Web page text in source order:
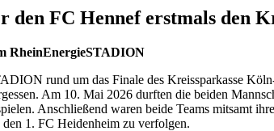
FC Hennef erstmals den
RheinEnergieSTADION
rund um das Finale des Kreissparkasse
Am 10. Mai 2026 durften die beiden
Anschließend waren beide Teams mitsamt
1. FC Heidenheim zu verfolgen.